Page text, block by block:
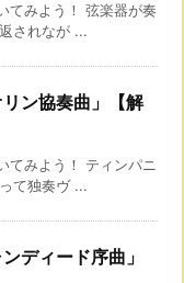
てみよう！ 弦楽器が奏
されなが ...
ン協奏曲」【解
てみよう！ ティンパニ
て独奏ヴ ...
ディード序曲」